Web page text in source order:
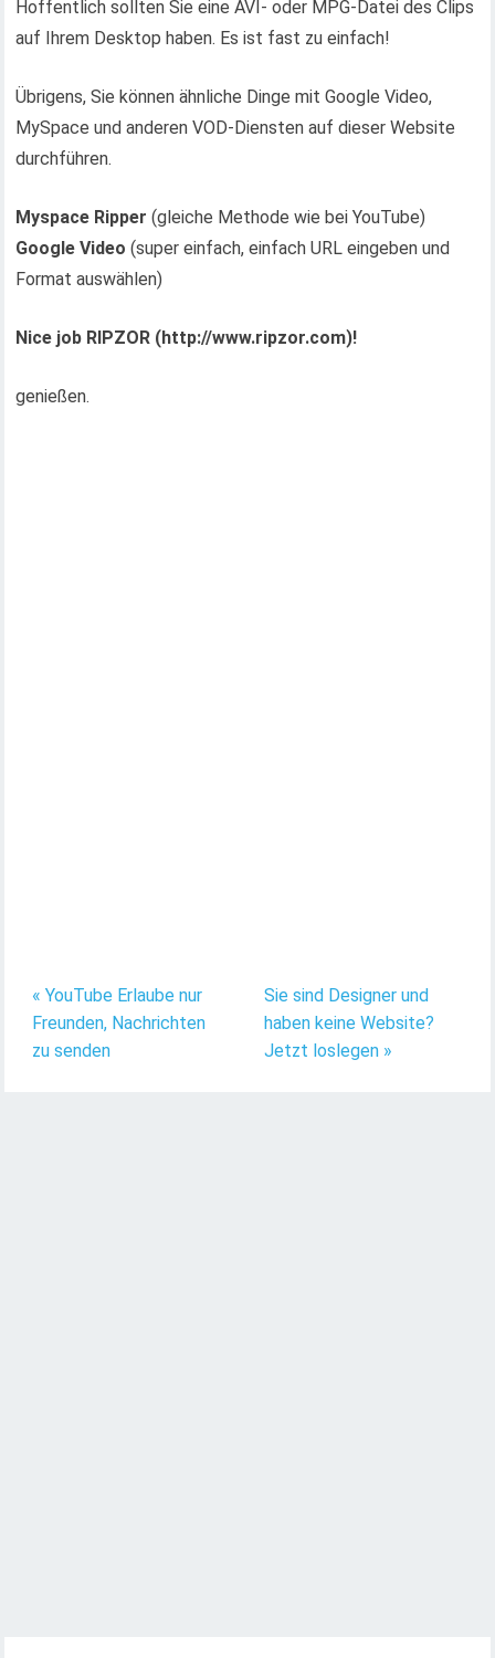
Hoffentlich sollten Sie eine AVI- oder MPG-Datei des Clips
auf Ihrem Desktop haben. Es ist fast zu einfach!
Übrigens, Sie können ähnliche Dinge mit Google Video,
MySpace und anderen VOD-Diensten auf dieser Website
durchführen.
Myspace Ripper (gleiche Methode wie bei YouTube)
Google Video (super einfach, einfach URL eingeben und
Format auswählen)
Nice job RIPZOR (http://www.ripzor.com)!
genießen.
« YouTube Erlaube nur
Freunden, Nachrichten
zu senden
Sie sind Designer und
haben keine Website?
Jetzt loslegen »